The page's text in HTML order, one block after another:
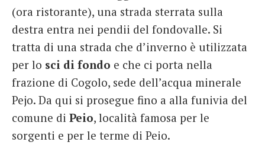
(ora ristorante), una strada sterrata sulla
destra entra nei pendii del fondovalle. Si
tratta di una strada che d’inverno è utilizzata
per lo sci di fondo e che ci porta nella
frazione di Cogolo, sede dell’acqua minerale
Pejo. Da qui si prosegue fino a alla funivia del
comune di Peio, località famosa per le
sorgenti e per le terme di Peio.